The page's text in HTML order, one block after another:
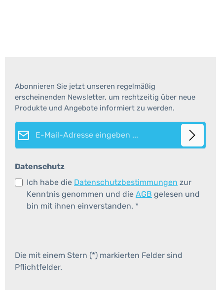
Abonnieren Sie jetzt unseren regelmäßig
erscheinenden Newsletter, um rechtzeitig über neue
Produkte und Angebote informiert zu werden.
E-Mail-Adresse*
Datenschutz
Ich habe die Datenschutzbestimmungen zur
Kenntnis genommen und die AGB gelesen und
bin mit ihnen einverstanden. *
Die mit einem Stern (*) markierten Felder sind
Pflichtfelder.